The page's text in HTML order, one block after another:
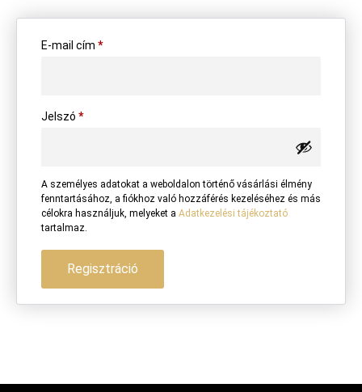
E-mail cím *
Jelszó *
A személyes adatokat a weboldalon történő vásárlási élmény
fenntartásához, a fiókhoz való hozzáférés kezeléséhez és más
célokra használjuk, melyeket a Adatkezelési tájékoztató
tartalmaz.
Regisztráció